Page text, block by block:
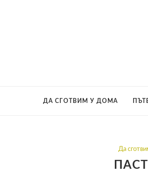
ДА СГОТВИМ У ДОМА
Да